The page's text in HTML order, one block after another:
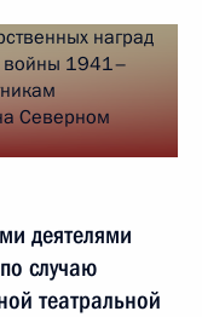
деятелями
случаю
театральной